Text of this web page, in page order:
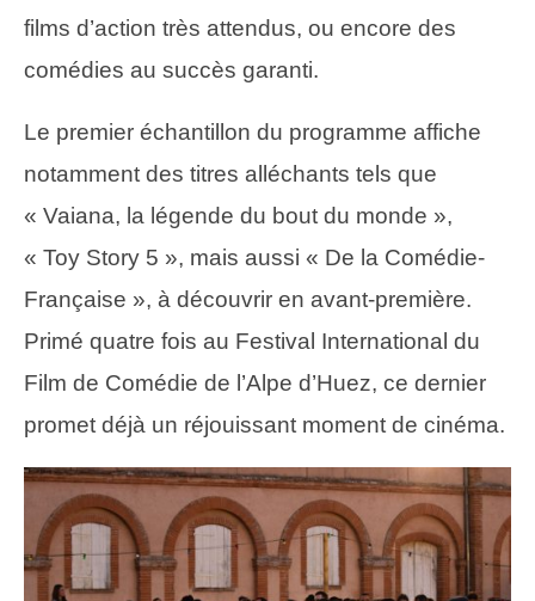
films d’action très attendus, ou encore des
comédies au succès garanti.
Le premier échantillon du programme affiche
notamment des titres alléchants tels que
« Vaiana, la légende du bout du monde »,
« Toy Story 5 », mais aussi « De la Comédie-
Française », à découvrir en avant-première.
Primé quatre fois au Festival International du
Film de Comédie de l’Alpe d’Huez, ce dernier
promet déjà un réjouissant moment de cinéma.